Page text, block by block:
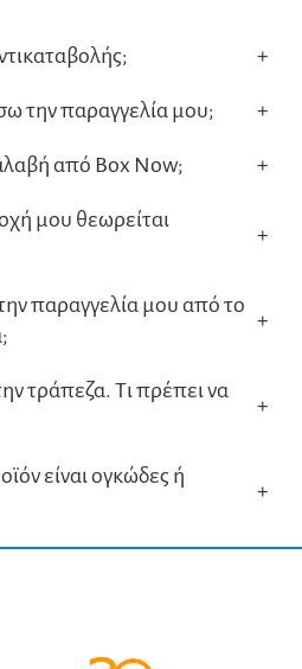
+
την παραγγελία μου; +
από Box Now; +
μου θεωρείται
+
παραγγελία μου από το
+
τράπεζα. Τι πρέπει να
+
είναι ογκώδες ή
+